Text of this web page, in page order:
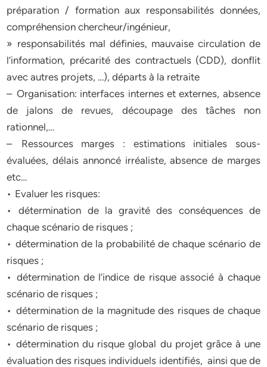
préparation / formation aux responsabilités données,
compréhension chercheur/ingénieur,
» responsabilités mal définies, mauvaise circulation de
l’information, précarité des contractuels (CDD), donflit
avec autres projets, …), départs à la retraite
– Organisation: interfaces internes et externes, absence
de jalons de revues, découpage des tâches non
rationnel,…
– Ressources marges : estimations initiales sous-
évaluées, délais annoncé irréaliste, absence de marges
etc…
• Evaluer les risques:
• détermination de la gravité des conséquences de
chaque scénario de risques ;
• détermination de la probabilité de chaque scénario de
risques ;
• détermination de l’indice de risque associé à chaque
scénario de risques ;
• détermination de la magnitude des risques de chaque
scénario de risques ;
• détermination du risque global du projet grâce à une
évaluation des risques individuels identifiés, ainsi que de